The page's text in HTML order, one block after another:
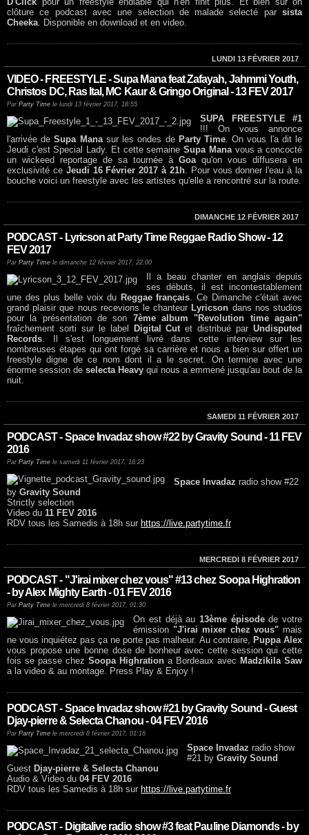
clôture ce podcast avec une selection de malade selecté par sista
Cheeka. Disponible en download et en video.
LUNDI 13 FÉVRIER 2017
VIDEO - FREESTYLE - Supa Mana feat Zafayah, Jahmmi Youth,
Christos DC, Ras Ital, MC Kaur & Gringo Original - 13 FEV 2017
Par Party Time le lundi 13 février 2017, 18:55
SUPA FREESTYLE #1
!!! On vous annonce
l'arrivée deSupa Manasur les ondes de Party Time. On vous l'a dit le
Jeudi c'est Special Lady. Et cette semaineSupa Manavous a concocté
un wickeed reportage de sa tournée à Goaqu'on vous diffusera en
exclusivité ce Jeudi 16 Février 2017 à 21h. Pour vous donner l'eau à la
bouche voici un freestyle avec les artistes qu'elle a rencontré sur la route.
DIMANCHE 12 FÉVRIER 2017
PODCAST - Lyricson at Party Time Reggae Radio Show - 12
FEV 2017
Par Party Time le dimanche 12 février 2017, 22:00
Il a beau chanter en anglais depuis
ses débuts, il est incontestablement
une des plus belle voix du Reggae français. Ce Dimanche c'était avec
grand plaisir que nous recevions le chanteur Lyricson dans nos studios
pour la présentation de son 7ème album "Revolution time again"
fraîchement sorti sur le label
Digital Cutet distribué parUndisputed
Records. Il s'est longuement livré dans cette interview sur les
nombreuses étapes qui ont forgé sa carrière et nous a bien sur offert un
freestyle digne de ce nom dont il a le secret. On termine avec une
énorme session de selecta Heavy qui nous a emmené jusqu'au bout de la
nuit.
SAMEDI 11 FÉVRIER 2017
PODCAST - Space Invadaz show #22 by Gravity Sound - 11 FEV
2016
Par Party Time le samedi 11 février 2017, 18:23
Space Invadaz radio show #22
by Gravity Sound
Strictly selection
Video du 11 FEV 2016
RDV tous les Samedis à 18h sur https://live.partytime.fr
MERCREDI 8 FÉVRIER 2017
PODCAST - "J'irai mixer chez vous" #13 chez Soopa Highration
- by Alex Mighty Earth - 01 FEV 2016
Par Party Time le mercredi 8 février 2017, 01:30
On est déjà au13ème épisodede votre
émission "J'irai mixer chez vous" mais
ne vous inquiétez pas ça ne porte pas malheur. Au contraire, Puppa Alex
vous propose une bonne dose de bonheur avec cette session qui cette
fois se passe chez Soopa Highration a Bordeaux avec Madzikila Saw
a la video & au montage. Press Play & Enjoy !
PODCAST - Space Invadaz show #21 by Gravity Sound - Guest
Djay-pierre & Selecta Chanou - 04 FEV 2016
Par Party Time le mercredi 8 février 2017, 01:16
Space Invadaz radio show
#21 byGravity Sound
Guest Djay-pierre & Selecta Chanou
Audio & Video du 04 FEV 2016
RDV tous les Samedis à 18h sur https://live.partytime.fr
PODCAST - Digitalive radio show #3 feat Pauline Diamonds - by